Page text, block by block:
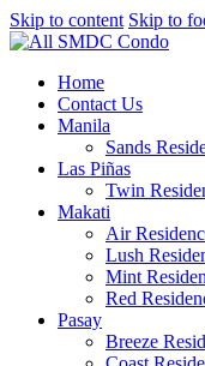
Skip to content Skip to
Home
Contact Us
Manila
Sands
Las Piñas
Twin
Makati
Air
Lush
Mint
Red
Pasay
Breeze